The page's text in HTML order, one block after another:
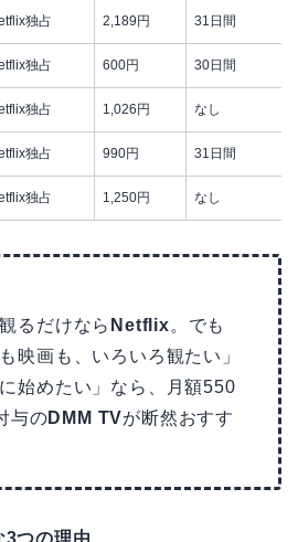
独占 2,189円 31日間
独占 600円 30日間
独占 1,026円 なし
独占 990円 31日間
独占 1,250円 なし
るだけなら Netflix。でも
映画も、いろいろ観たい」
始めたい」なら、月額550
与のDMM TVが断然おすす
3つの理由